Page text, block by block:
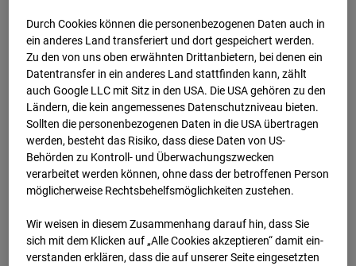
01.07.2026 08:00
Durch Cookies können die personenbezogenen Daten auch in
ein anderes Land transferiert und dort gespeichert werden.
Zu den von uns oben erwähnten Drittanbietern, bei denen ein
Datentransfer in ein anderes Land stattfinden kann, zählt
auch Google LLC mit Sitz in den USA. Die USA gehören zu den
Ländern, die kein angemessenes Datenschutzniveau bieten.
Sollten die personenbezogenen Daten in die USA übertragen
werden, besteht das Risiko, dass diese Daten von US-
Behörden zu Kontroll- und Überwachungszwecken
verarbeitet werden können, ohne dass der betroffenen Person
möglicherweise Rechtsbehelfsmöglichkeiten zustehen.
Wir weisen in diesem Zusammenhang darauf hin, dass Sie
sich mit dem Klicken auf „Alle Cookies akzeptieren“ damit ein­
ver­standen erklären, dass die auf unserer Seite eingesetzten